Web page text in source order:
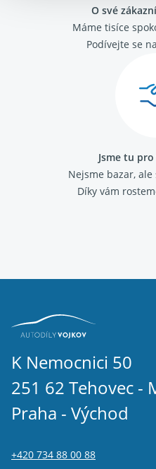
O své
Máme tisíce
Podívejte se
Jsme tu
Nejsme bazar,
Díky vám
K Nemocnici 50
251 62 Tehovec -
Praha - Východ
+420 734 88 00 88